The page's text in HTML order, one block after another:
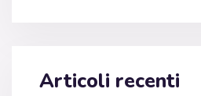
Articoli recenti